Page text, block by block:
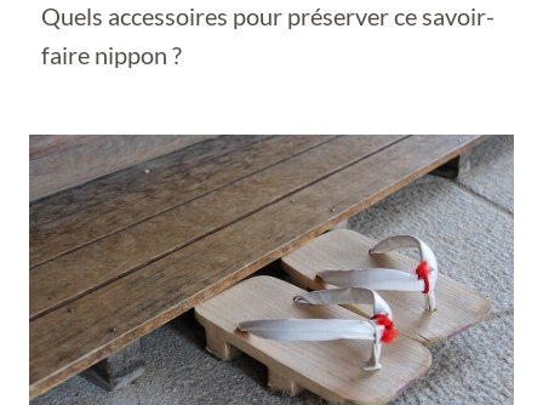
Quels accessoires pour préserver ce savoir-
faire nippon ?